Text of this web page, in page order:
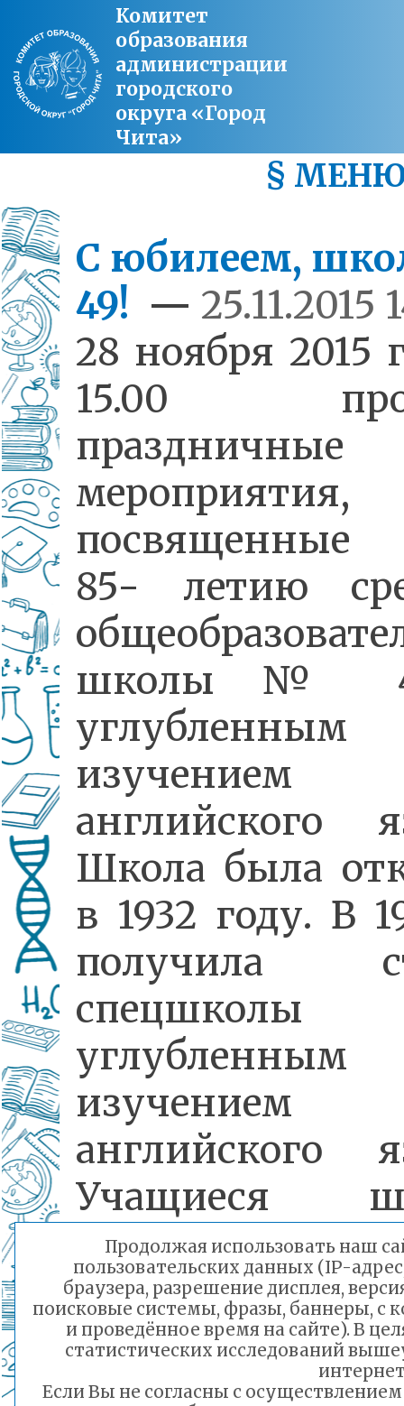
Комитет
образования
администрации
городского
округа «Город
Чита»
§
С юбилеем,
49! — 25.11.2015
28 ноября 2015
15.00
праздничные
мероприятия,
посвященные
85- летию
школы №
углубленным
изучением
английского
Школа была
в 1932 году. В
получила
углубленным
изучением
английского
Учащиеся
традиционно
являются
победителями
Российско-
Продолжая использовать наш
пользовательских данных (IP-
браузера, разрешение дисплея,
поисковые системы, фразы, баннеры, с
и проведённое время на сайте). В
статистических исследований
Если Вы не согласны с